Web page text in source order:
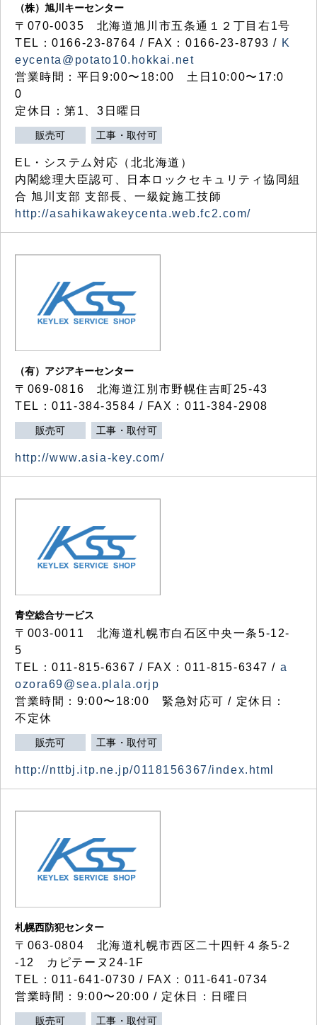
（株）旭川キーセンター
〒070-0035 北海道旭川市五条通１２丁目右1号
TEL：0166-23-8764 / FAX：0166-23-8793 / K
eycenta@potato10.hokkai.net
営業時間：平日9:00〜18:00 土日10:00〜17:0
0
定休日：第1、3日曜日
販売可 工事・取付可
EL・システム対応（北北海道）
内閣総理大臣認可、日本ロックセキュリティ協同組
合 旭川支部 支部長、一級錠施工技師
http://asahikawakeycenta.web.fc2.com/
（有）アジアキーセンター
〒069-0816 北海道江別市野幌住吉町25-43
TEL：011-384-3584 / FAX：011-384-2908
販売可 工事・取付可
http://www.asia-key.com/
青空総合サービス
〒003-0011 北海道札幌市白石区中央一条5-12-
5
TEL：011-815-6367 / FAX：011-815-6347 / a
ozora69@sea.plala.orjp
営業時間：9:00〜18:00 緊急対応可 / 定休日：
不定休
販売可 工事・取付可
http://nttbj.itp.ne.jp/0118156367/index.html
札幌西防犯センター
〒063-0804 北海道札幌市西区二十四軒４条5-2
-12 カピテーヌ24-1F
TEL：011-641-0730 / FAX：011-641-0734
営業時間：9:00〜20:00 / 定休日：日曜日
販売可 工事・取付可